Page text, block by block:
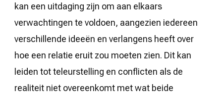
kan een uitdaging zijn om aan elkaars
verwachtingen te voldoen, aangezien iedereen
verschillende ideeën en verlangens heeft over
hoe een relatie eruit zou moeten zien. Dit kan
leiden tot teleurstelling en conflicten als de
realiteit niet overeenkomt met wat beide